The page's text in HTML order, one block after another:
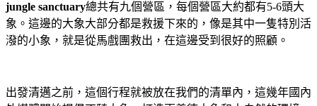
jungle sanctuary總共有九個營區，每個營區大約都有5-6頭大
象。這邊的大象大部分都是救援下來的，像是其中一隻特別活
潑的小象，就是從馬戲團救出，在這邊受到很好的照顧。
出發清邁之前，這個行程就被放在我們的清單內，這幾年國內